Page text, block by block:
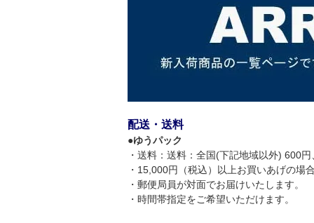
配送・送料
●ゆうパック
・送料：送料：全国(下記地域以外) 600
・15,000円（税込）以上お買いあげの場
・郵便局員が対面でお届けいたします。
・時間帯指定をご希望いただけます。